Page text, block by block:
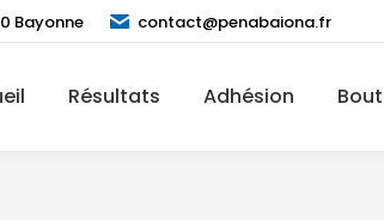
Bayonne contact@penabaiona.fr
Résultats Adhésion